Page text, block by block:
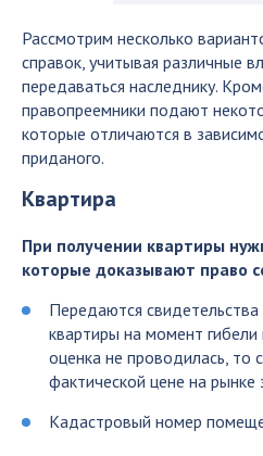
Рассмотрим несколько
справок, учитывая различные
передаваться наследнику.
правопреемники подают
которые отличаются в
приданого.
Квартира
При получении квартиры
которые доказывают право
Передаются
квартиры на момент гибели
оценка не проводилась, то
фактической цене на рынке
Кадастровый номер